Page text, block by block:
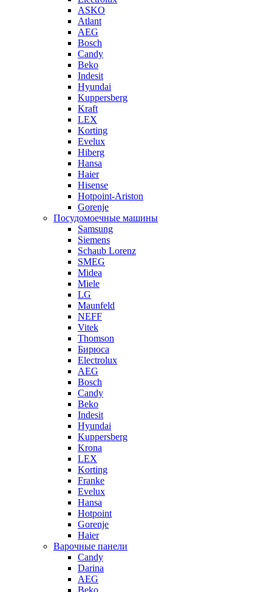
ASKO
Atlant
AEG
Bosch
Candy
Beko
Indesit
Hyundai
Kuppersberg
Kraft
LEX
Korting
Evelux
Hiberg
Hansa
Haier
Hisense
Hotpoint-Ariston
Gorenje
Посудомоечные машины
Samsung
Siemens
Schaub Lorenz
SMEG
Midea
Miele
LG
Maunfeld
NEFF
Vitek
Thomson
Бирюса
Electrolux
AEG
Bosch
Candy
Beko
Indesit
Hyundai
Kuppersberg
Krona
LEX
Korting
Franke
Evelux
Hansa
Hotpoint
Gorenje
Haier
Варочные панели
Candy
Darina
AEG